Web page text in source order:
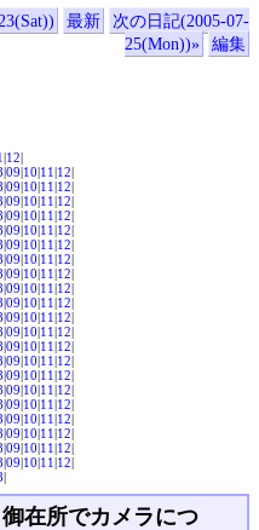
最新
次の日記(2005-07-
25(Mon))»
編集
|12|
|09|10|11|12|
|09|10|11|12|
|09|10|11|12|
|09|10|11|12|
|09|10|11|12|
|09|10|11|12|
|09|10|11|12|
|09|10|11|12|
|09|10|11|12|
|09|10|11|12|
|09|10|11|12|
|09|10|11|12|
|09|10|11|12|
|09|10|11|12|
|09|10|11|12|
|09|10|11|12|
|09|10|11|12|
|09|10|11|12|
|09|10|11|12|
|09|10|11|12|
|09|10|11|12|
|
御在所でカメラにつ